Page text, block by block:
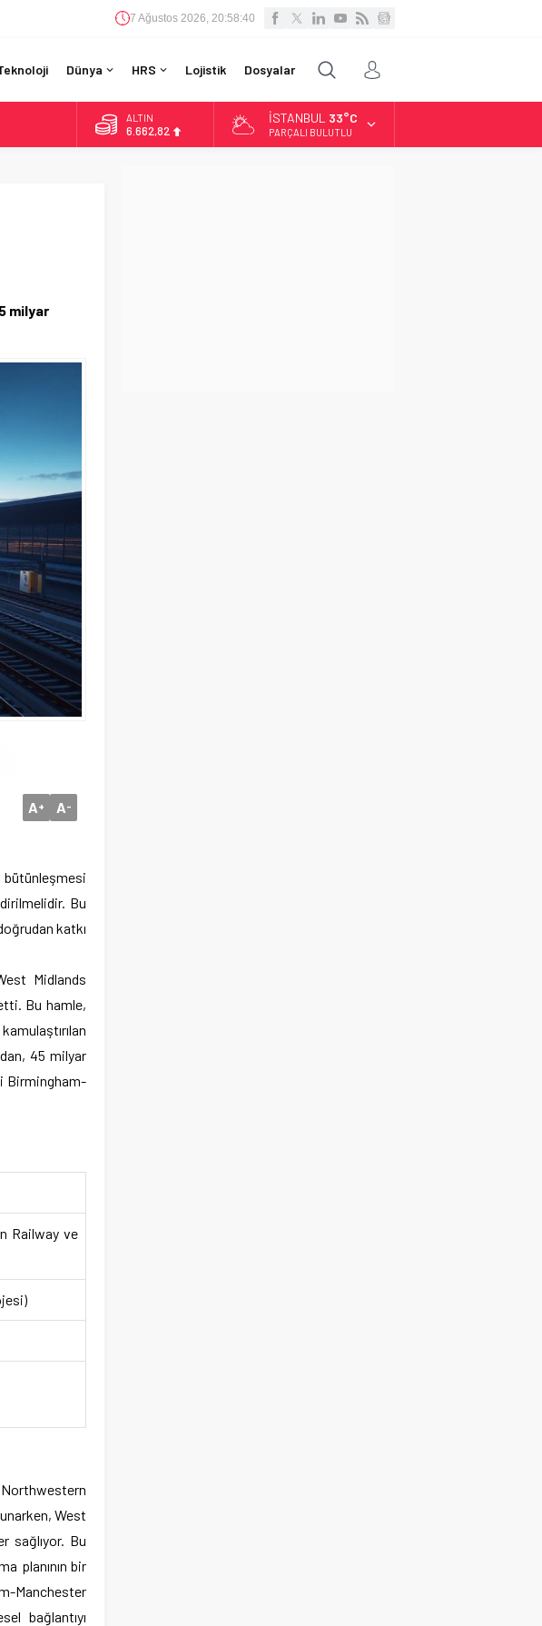
7 Ağustos 2026, 20:58:41
Dünya HRS Lojistik Dosyalar
ALTIN
6.662,82
İSTANBUL 33°C
PARÇALI BULUTLU
milyar
A+ A-
bütünleşmesi
Bu
katkı
Midlands
Bu hamle,
45 milyar
Birmingham-
Railway ve
West
sağlıyor. Bu
planının bir
Manchester
bağlantıyı